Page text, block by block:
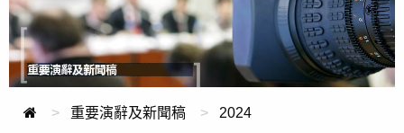
重要演辭及新聞稿 2024